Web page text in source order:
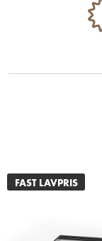
FAST LAVPRIS